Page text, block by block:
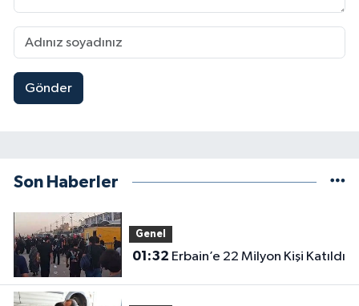
Gönder
Son Haberler
Genel
01:32 Erbain’e 22 Milyon Kişi Katıldı